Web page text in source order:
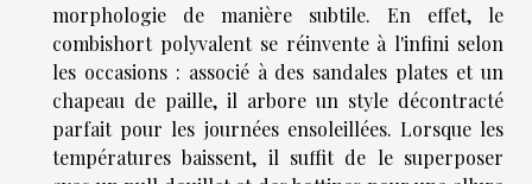
morphologie de manière subtile. En effet, le
combishort polyvalent se réinvente à l'infini selon
les occasions : associé à des sandales plates et un
chapeau de paille, il arbore un style décontracté
parfait pour les journées ensoleillées. Lorsque les
températures baissent, il suffit de le superposer